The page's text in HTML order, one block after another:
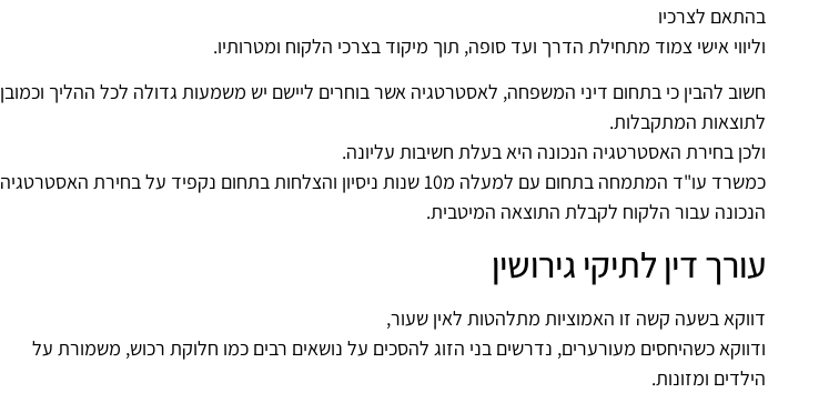
בהתאם לצרכיו
וליווי אישי צמוד מתחילת הדרך ועד סופה, תוך מיקוד בצרכי הלקוח ומטרותיו.
חשוב להבין כי בתחום דיני המשפחה, לאסטרטגיה אשר בוחרים ליישם יש משמעות גדולה לכל ההליך וכמובן
לתוצאות המתקבלות.
ולכן בחירת האסטרטגיה הנכונה היא בעלת חשיבות עליונה.
כמשרד עו"ד המתמחה בתחום עם למעלה מ10 שנות ניסיון והצלחות בתחום נקפיד על בחירת האסטרטגיה
הנכונה עבור הלקוח לקבלת התוצאה המיטבית.
עורך דין לתיקי גירושין
דווקא בשעה קשה זו האמוציות מתלהטות לאין שעור,
ודווקא כשהיחסים מעורערים, נדרשים בני הזוג להסכים על נושאים רבים כמו חלוקת רכוש, משמורת על
הילדים ומזונות.